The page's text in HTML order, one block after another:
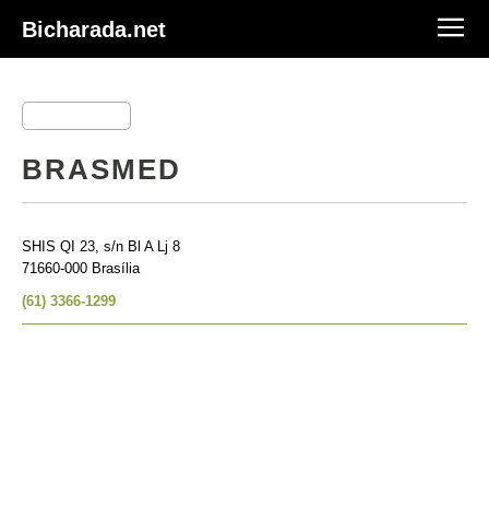
Bicharada.net
BRASMED
SHIS QI 23, s/n Bl A Lj 8
71660-000 Brasília
(61) 3366-1299